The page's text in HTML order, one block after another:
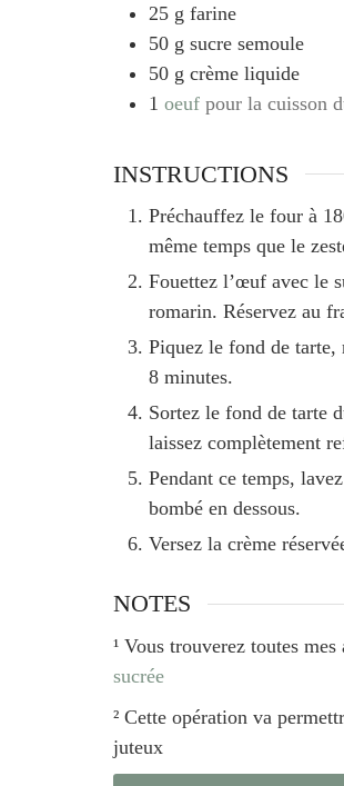
25 g farine
50 g sucre semoule
50 g crème liquide
1 oeuf pour la cuisson
INSTRUCTIONS
Préchauffez le four à
même temps que le
Fouettez l’œuf avec le
romarin. Réservez au
Piquez le fond de tarte,
8 minutes.
Sortez le fond de tarte
laissez complètement
Pendant ce temps,
bombé en dessous.
Versez la crème
NOTES
¹ Vous trouverez toutes
sucrée
² Cette opération va
juteux